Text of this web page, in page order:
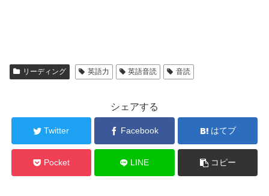
リーディング 英語力 英語音読 音読
シェアする
Twitter Facebook はてブ
Pocket LINE コピー